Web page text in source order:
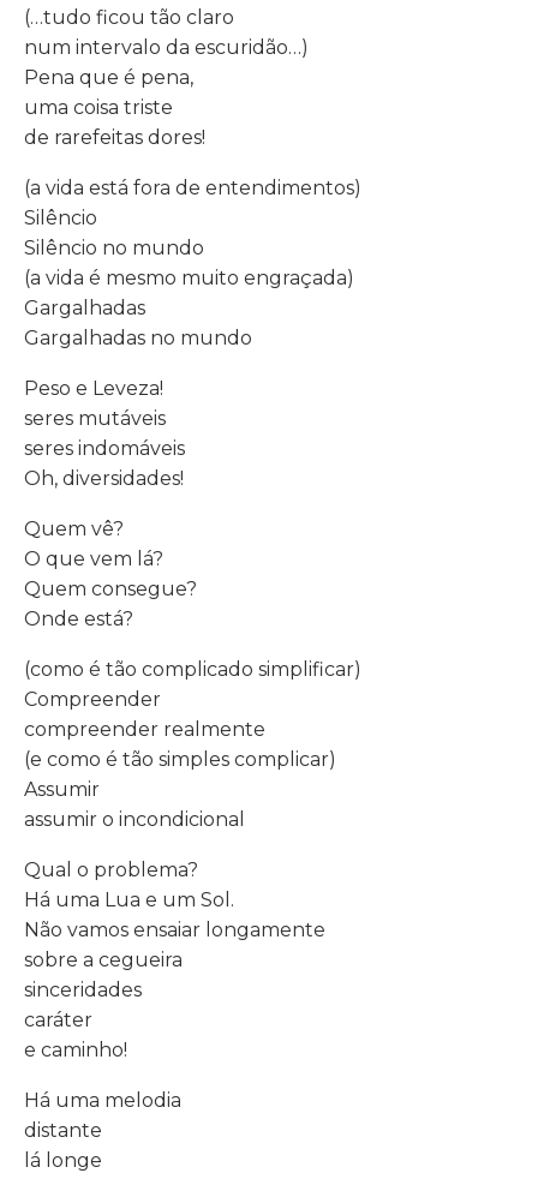
(…tudo ficou tão claro
num intervalo da escuridão…)
Pena que é pena,
uma coisa triste
de rarefeitas dores!
(a vida está fora de entendimentos)
Silêncio
Silêncio no mundo
(a vida é mesmo muito engraçada)
Gargalhadas
Gargalhadas no mundo
Peso e Leveza!
seres mutáveis
seres indomáveis
Oh, diversidades!
Quem vê?
O que vem lá?
Quem consegue?
Onde está?
(como é tão complicado simplificar)
Compreender
compreender realmente
(e como é tão simples complicar)
Assumir
assumir o incondicional
Qual o problema?
Há uma Lua e um Sol.
Não vamos ensaiar longamente
sobre a cegueira
sinceridades
caráter
e caminho!
Há uma melodia
distante
lá longe